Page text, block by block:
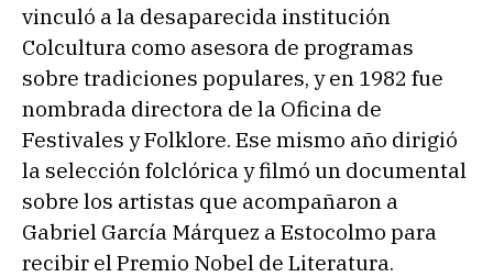
vinculó a la desaparecida institución
Colcultura como asesora de programas
sobre tradiciones populares, y en 1982 fue
nombrada directora de la Oficina de
Festivales y Folklore. Ese mismo año dirigió
la selección folclórica y filmó un documental
sobre los artistas que acompañaron a
Gabriel García Márquez a Estocolmo para
recibir el Premio Nobel de Literatura.